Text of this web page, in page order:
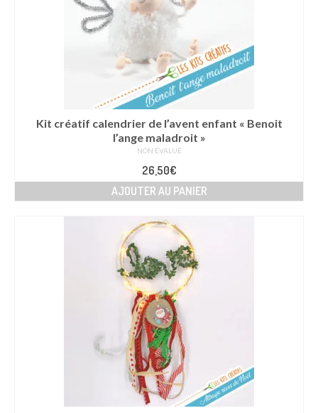
Kit créatif calendrier de l’avent enfant « Benoit
l’ange maladroit »
NON ÉVALUÉ
26,50€
AJOUTER AU PANIER